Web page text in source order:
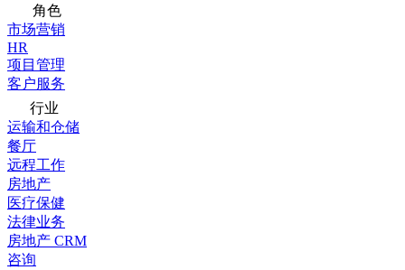
角色
市场营销
HR
项目管理
客户服务
行业
运输和仓储
餐厅
远程工作
房地产
医疗保健
法律业务
房地产 CRM
咨询